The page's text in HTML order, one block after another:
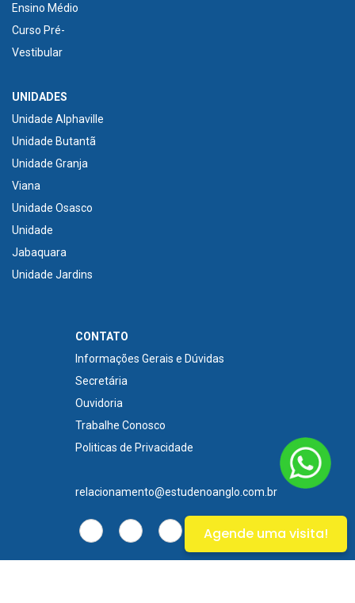
Ensino Médio
Curso Pré-
Vestibular
UNIDADES
Unidade Alphaville
Unidade Butantã
Unidade Granja
Viana
Unidade Osasco
Unidade
Jabaquara
Unidade Jardins
CONTATO
Informações Gerais e Dúvidas
Secretária
Ouvidoria
Trabalhe Conosco
Politicas de Privacidade
relacionamento@estudenoanglo.com.br
Agende uma visita!